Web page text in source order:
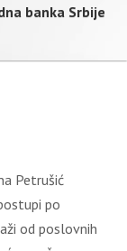
banka Srbije
Petrušić
po
od poslovnih